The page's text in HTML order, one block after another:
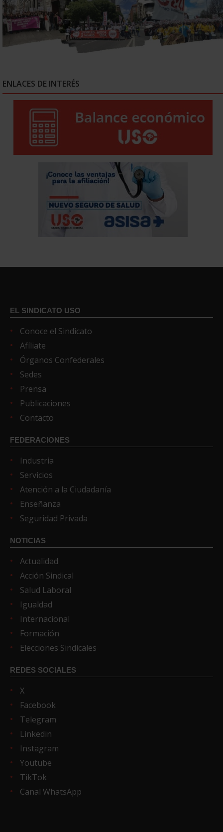
ENLACES DE INTERÉS
EL SINDICATO USO
Conoce el Sindicato
Afíliate
Órganos Confederales
Sedes
Prensa
Publicaciones
Contacto
FEDERACIONES
Industria
Servicios
Atención a la Ciudadanía
Enseñanza
Seguridad Privada
NOTICIAS
Actualidad
Acción Sindical
Salud Laboral
Igualdad
Internacional
Formación
Elecciones Sindicales
REDES SOCIALES
X
Facebook
Telegram
Linkedin
Instagram
Youtube
TikTok
Canal WhatsApp